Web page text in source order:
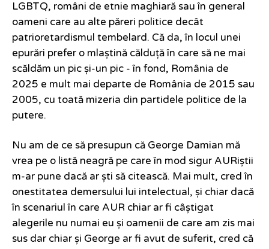
LGBTQ, români de etnie maghiară sau în general
oameni care au alte păreri politice decât
patrioretardismul tembelard. Că da, în locul unei
epurări prefer o mlaștină călduță în care să ne mai
scăldăm un pic și-un pic - în fond, România de
2025 e mult mai departe de România de 2015 sau
2005, cu toată mizeria din partidele politice de la
putere.
Nu am de ce să presupun că George Damian mă
vrea pe o listă neagră pe care în mod sigur AURiștii
m-ar pune dacă ar ști să citească. Mai mult, cred în
onestitatea demersului lui intelectual, și chiar dacă
în scenariul în care AUR chiar ar fi câștigat
alegerile nu numai eu și oamenii de care am zis mai
sus dar chiar și George ar fi avut de suferit, cred că